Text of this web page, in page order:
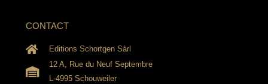
CONTACT
Editions Schortgen Sàrl
12 A, Rue du Neuf Septembre
L-4995 Schouweiler